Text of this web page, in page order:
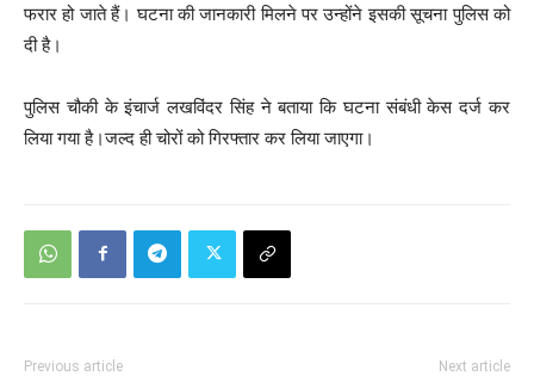
फरार हो जाते हैं। घटना की जानकारी मिलने पर उन्होंने इसकी सूचना पुलिस को
दी है।
पुलिस चौकी के इंचार्ज लखविंदर सिंह ने बताया कि घटना संबंधी केस दर्ज कर
लिया गया है।जल्द ही चोरों को गिरफ्तार कर लिया जाएगा।
Previous article Next article